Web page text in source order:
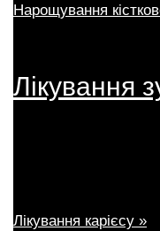
Нарощування
Лікування
Лікування карієсу »